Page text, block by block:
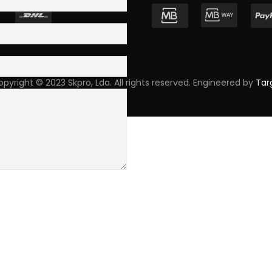
© 2023 Skpro, Lda. All rights reserved. Engineered by